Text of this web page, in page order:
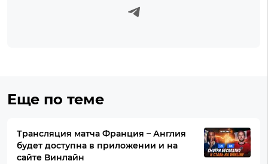
Еще по теме
Трансляция матча Франция – Англия
будет доступна в приложении и на
сайте Винлайн